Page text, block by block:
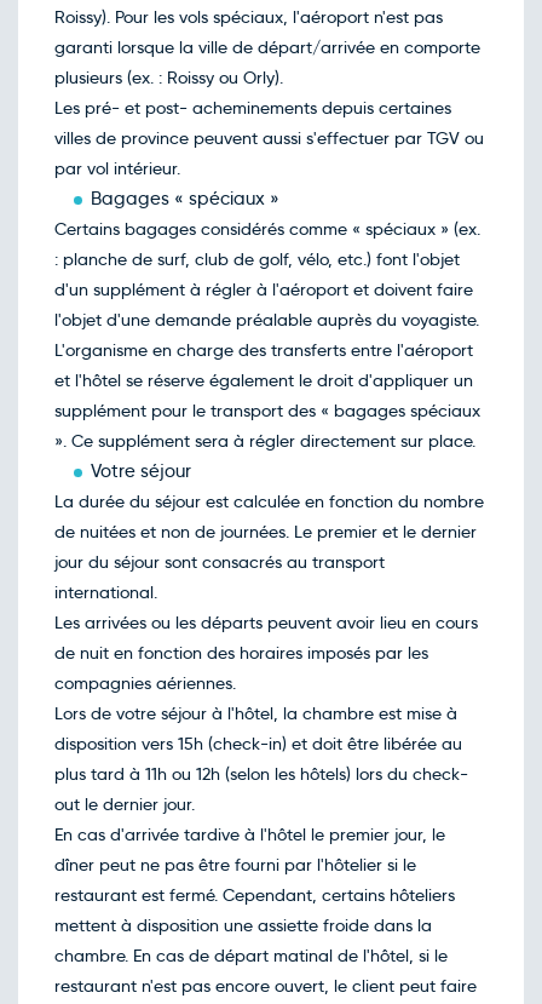
Roissy). Pour les vols spéciaux, l'aéroport n'est pas
garanti lorsque la ville de départ/arrivée en comporte
plusieurs (ex. : Roissy ou Orly).
Les pré- et post- acheminements depuis certaines
villes de province peuvent aussi s'effectuer par TGV ou
par vol intérieur.
Bagages « spéciaux »
Certains bagages considérés comme « spéciaux » (ex.
: planche de surf, club de golf, vélo, etc.) font l'objet
d'un supplément à régler à l'aéroport et doivent faire
l'objet d'une demande préalable auprès du voyagiste.
L'organisme en charge des transferts entre l'aéroport
et l'hôtel se réserve également le droit d'appliquer un
supplément pour le transport des « bagages spéciaux
». Ce supplément sera à régler directement sur place.
Votre séjour
La durée du séjour est calculée en fonction du nombre
de nuitées et non de journées. Le premier et le dernier
jour du séjour sont consacrés au transport
international.
Les arrivées ou les départs peuvent avoir lieu en cours
de nuit en fonction des horaires imposés par les
compagnies aériennes.
Lors de votre séjour à l'hôtel, la chambre est mise à
disposition vers 15h (check-in) et doit être libérée au
plus tard à 11h ou 12h (selon les hôtels) lors du check-
out le dernier jour.
En cas d'arrivée tardive à l'hôtel le premier jour, le
dîner peut ne pas être fourni par l'hôtelier si le
restaurant est fermé. Cependant, certains hôteliers
mettent à disposition une assiette froide dans la
chambre. En cas de départ matinal de l'hôtel, si le
restaurant n'est pas encore ouvert, le client peut faire